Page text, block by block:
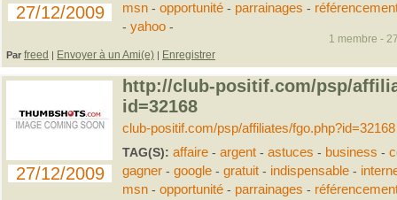
27/12/2009
msn - opportunité- parrainages -
- yahoo-
Par freed | Envoyer à un Ami(e) | Enregistrer
1 membre -
27/12/2009
http://club-positif.com/psp/
id=32168
club-positif.com/psp/affiliates/fgo.php?id=32168
TAG(S): affaire- argent- astuces - business -
gagner- google- gratuit- indispensable-
msn - opportunité- parrainages -